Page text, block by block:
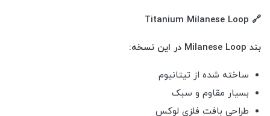
🔗 Titanium Milanese Loop
بند Milanese Loop در این نسخه:
ساخته شده از تیتانیوم
بسیار مقاوم و سبک
طراحی بافت فلزی لوکس